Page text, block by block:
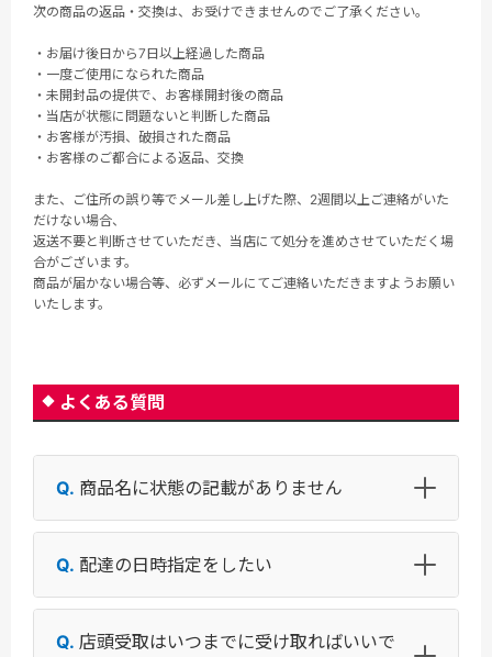
次の商品の返品・交換は、お受けできませんのでご了承ください。
・お届け後日から7日以上経過した商品
・一度ご使用になられた商品
・未開封品の提供で、お客様開封後の商品
・当店が状態に問題ないと判断した商品
・お客様が汚損、破損された商品
・お客様のご都合による返品、交換
また、ご住所の誤り等でメール差し上げた際、2週間以上ご連絡がいた
だけない場合、
返送不要と判断させていただき、当店にて処分を進めさせていただく場
合がございます。
商品が届かない場合等、必ずメールにてご連絡いただきますようお願い
いたします。
よくある質問
商品名に状態の記載がありません
配達の日時指定をしたい
店頭受取はいつまでに受け取ればいいで